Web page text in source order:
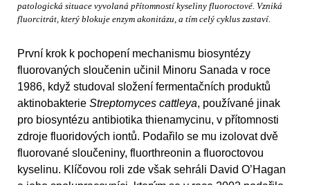
patologická situace vyvolaná přítomností kyseliny fluoroctové. Vzniká
fluorcitrát, který blokuje enzym akonitázu, a tím celý cyklus zastaví.
První krok k pochopení mechanismu biosyntézy
fluorovaných sloučenin učinil Minoru Sanada v roce
1986, když studoval složení fermentačních produktů
aktinobakterie Streptomyces cattleya, používané jinak
pro biosyntézu antibiotika thienamycinu, v přítomnosti
zdroje fluoridových iontů. Podařilo se mu izolovat dvě
fluorované sloučeniny, fluorthreonin a fluoroctovou
kyselinu. Klíčovou roli zde však sehráli David O’Hagan